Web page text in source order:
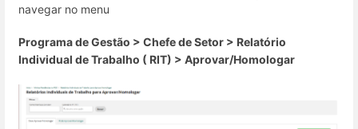
navegar no menu
Programa de Gestão > Chefe de Setor > Relatório
Individual de Trabalho ( RIT) > Aprovar/Homologar